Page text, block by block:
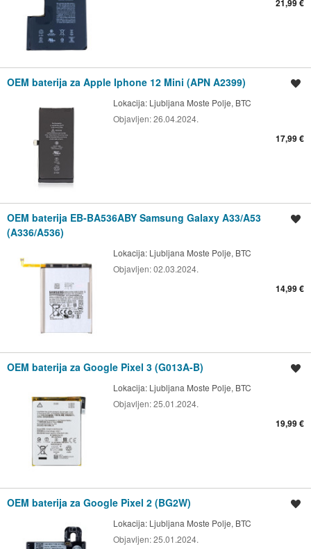
21,99 €
OEM baterija za Apple Iphone 12 Mini (APN A2399)
Lokacija: Ljubljana Moste Polje, BTC
Objavljen:26.04.2024.
17,99 €
OEM baterija EB-BA536ABY Samsung Galaxy A33/A53
(A336/A536)
Lokacija: Ljubljana Moste Polje, BTC
Objavljen:02.03.2024.
14,99 €
OEM baterija za Google Pixel 3 (G013A-B)
Lokacija: Ljubljana Moste Polje, BTC
Objavljen:25.01.2024.
19,99 €
OEM baterija za Google Pixel 2 (BG2W)
Lokacija: Ljubljana Moste Polje, BTC
Objavljen:25.01.2024.